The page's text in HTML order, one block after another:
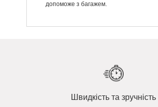
допоможе з багажем.
Швидкість та зручність